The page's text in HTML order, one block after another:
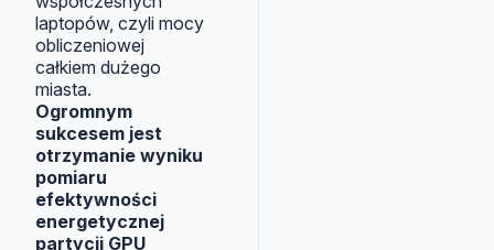
laptopów, czyli mocy
obliczeniowej
całkiem dużego
miasta.
Ogromnym
sukcesem jest
otrzymanie wyniku
pomiaru
efektywności
energetycznej
partycji GPU